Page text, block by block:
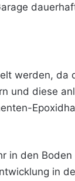
werden, da
und diese
in den
in